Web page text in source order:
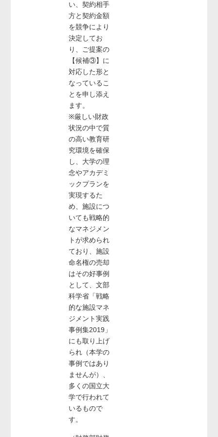
い、契約相手
方と契約金額
を競争により
決定してお
り、ご提案の
【候補③】に
対応した形と
なっているこ
とを申し添え
ます。
※厳しい財政
状況の中で質
の高い教育研
究環境を確保
し、大学の理
念やアカデミ
ックプランを
実現するた
め、施設につ
いても戦略的
なマネジメン
トが求められ
ており、施設
命名権の売却
はその好事例
として、文部
科学省「戦略
的な施設マネ
ジメント実践
事例集2019」
にも取り上げ
られ（本学の
事例ではあり
ませんが）、
多くの国立大
学で行われて
いるもので
す。